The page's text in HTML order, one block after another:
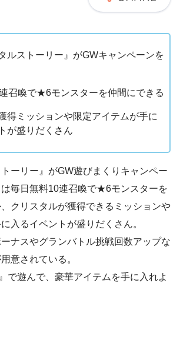
ルストーリー』がGWキャンペーンを
召喚で★6モンスターを仲間にできる
得ミッションや限定アイテムが手に
が盛りだくさん
トーリー』がGW遊びまくりキャンペー
毎日無料10連召喚で★6モンスターを
クリスタルが獲得できるミッションや
入るイベントが盛りだくさん。
ナスやグランバトル挑戦回数アップな
意されている。
で遊んで、豪華アイテムを手に入れよ